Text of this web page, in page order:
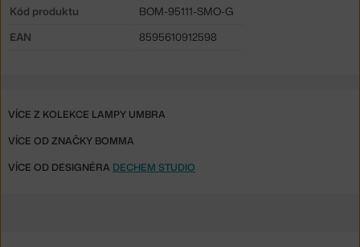
Kód produktu
BOM-95111-SMO-G
EAN
8595610912598
VÍCE Z KOLEKCE LAMPY UMBRA
VÍCE OD ZNAČKY BOMMA
VÍCE OD DESIGNÉRA DECHEM STUDIO